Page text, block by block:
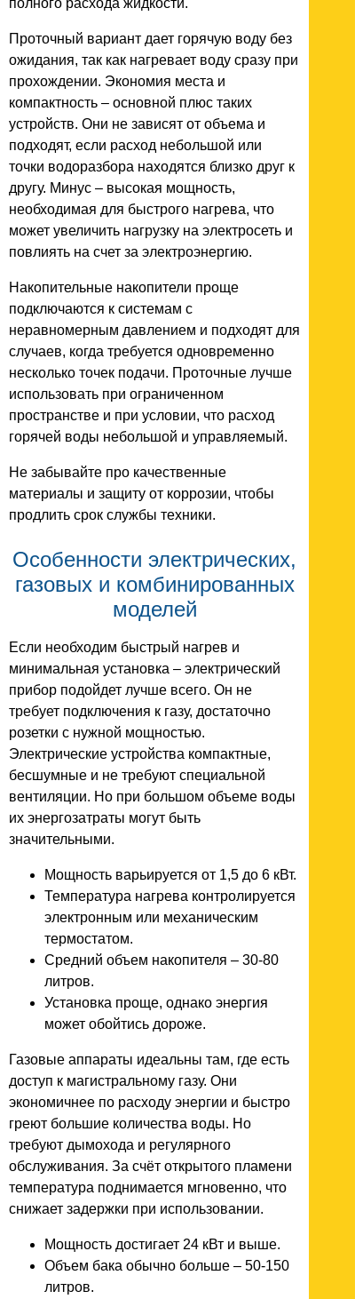
полного расхода жидкости.
Проточный вариант дает горячую воду без
ожидания, так как нагревает воду сразу при
прохождении. Экономия места и
компактность – основной плюс таких
устройств. Они не зависят от объема и
подходят, если расход небольшой или
точки водоразбора находятся близко друг к
другу. Минус – высокая мощность,
необходимая для быстрого нагрева, что
может увеличить нагрузку на электросеть и
повлиять на счет за электроэнергию.
Накопительные накопители проще
подключаются к системам с
неравномерным давлением и подходят для
случаев, когда требуется одновременно
несколько точек подачи. Проточные лучше
использовать при ограниченном
пространстве и при условии, что расход
горячей воды небольшой и управляемый.
Не забывайте про качественные
материалы и защиту от коррозии, чтобы
продлить срок службы техники.
Особенности электрических,
газовых и комбинированных
моделей
Если необходим быстрый нагрев и
минимальная установка – электрический
прибор подойдет лучше всего. Он не
требует подключения к газу, достаточно
розетки с нужной мощностью.
Электрические устройства компактные,
бесшумные и не требуют специальной
вентиляции. Но при большом объеме воды
их энергозатраты могут быть
значительными.
Мощность варьируется от 1,5 до 6 кВт.
Температура нагрева контролируется
электронным или механическим
термостатом.
Средний объем накопителя – 30-80
литров.
Установка проще, однако энергия
может обойтись дороже.
Газовые аппараты идеальны там, где есть
доступ к магистральному газу. Они
экономичнее по расходу энергии и быстро
греют большие количества воды. Но
требуют дымохода и регулярного
обслуживания. За счёт открытого пламени
температура поднимается мгновенно, что
снижает задержки при использовании.
Мощность достигает 24 кВт и выше.
Объем бака обычно больше – 50-150
литров.